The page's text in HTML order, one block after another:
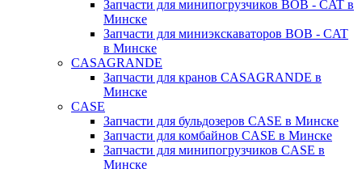
Запчасти для минипогрузчиков BOB - CAT в
Минске
Запчасти для миниэкскаваторов BOB - CAT
в Минске
CASAGRANDE
Запчасти для кранов CASAGRANDE в
Минске
CASE
Запчасти для бульдозеров CASE в Минске
Запчасти для комбайнов CASE в Минске
Запчасти для минипогрузчиков CASE в
Минске